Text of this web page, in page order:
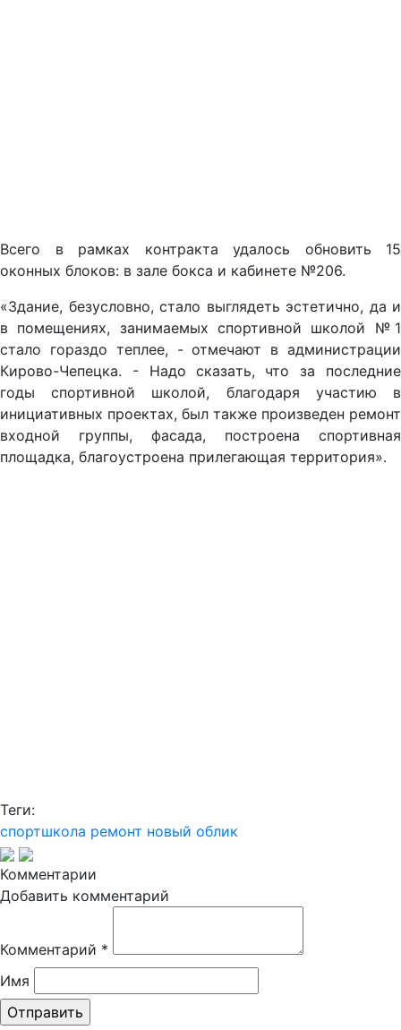
Всего в рамках контракта удалось обновить 15
оконных блоков: в зале бокса и кабинете №206.
«Здание, безусловно, стало выглядеть эстетично, да и
в помещениях, занимаемых спортивной школой №1
стало гораздо теплее, - отмечают в администрации
Кирово-Чепецка. - Надо сказать, что за последние
годы спортивной школой, благодаря участию в
инициативных проектах, был также произведен ремонт
входной группы, фасада, построена спортивная
площадка, благоустроена прилегающая территория».
Теги:
спортшкола ремонт новый облик
Комментарии
Добавить комментарий
Комментарий *
Имя